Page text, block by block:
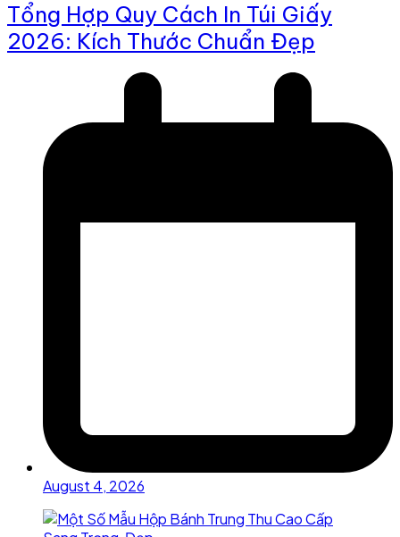
Tổng Hợp Quy Cách In Túi Giấy
2026: Kích Thước Chuẩn Đẹp
August 4, 2026